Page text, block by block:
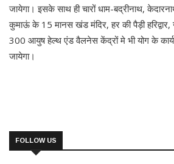
जायेगा। इसके साथ ही चारों धाम-बद्रीनाथ,
कुमाऊं के 15 मानस खंड मंदिर, हर की पैड़ी हरिद्वार,
300 आयुष हेल्थ एंड वैलनेस केंद्रों मे भी योग के
जायेगा।
FOLLOW US